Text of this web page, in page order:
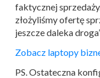
faktycznej
złożyliśmy ofertę
jeszcze daleka
Zobacz laptopy
PS. Ostateczna